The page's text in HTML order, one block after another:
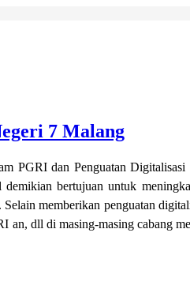
7 Malang
PGRI dan Penguatan Digitalisasi
bertujuan untuk
memberikan penguatan
an, dll di masing-masing cabang